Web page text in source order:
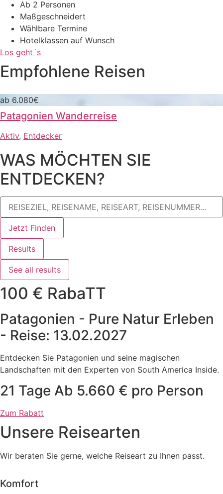
Ab 2 Personen
Maßgeschneidert
Wählbare Termine
Hotelklassen auf Wunsch
Los geht´s
Empfohlene Reisen
ab 6.080€
Patagonien Wanderreise
Aktiv, Entdecker
WAS MÖCHTEN SIE
ENTDECKEN?
Jetzt Finden
Results
See all results
100 € RabaTT
Patagonien - Pure Natur Erleben
- Reise: 13.02.2027
Entdecken Sie Patagonien und seine magischen
Landschaften mit den Experten von South America Inside.
21 Tage Ab 5.660 € pro Person
Zum Rabatt
Unsere Reisearten
Wir beraten Sie gerne, welche Reiseart zu Ihnen passt.
Komfort